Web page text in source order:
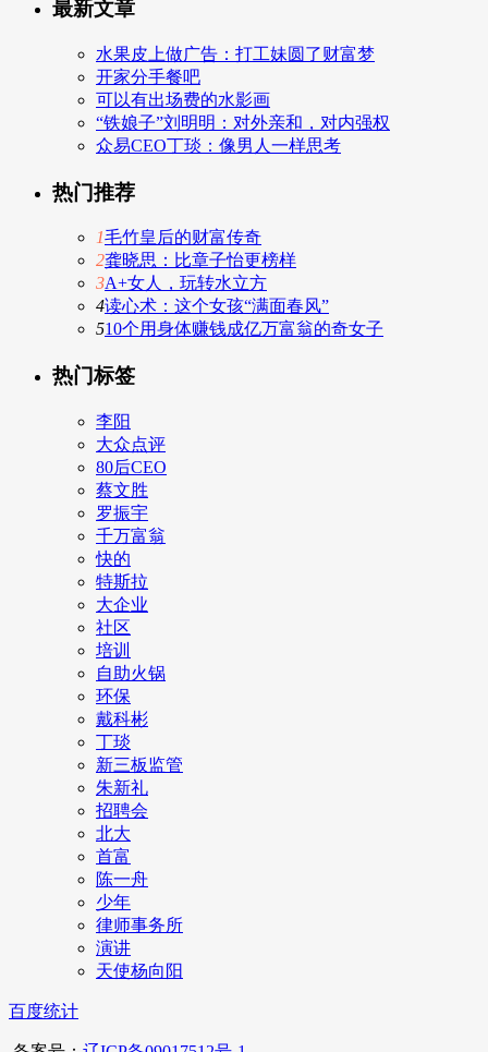
最新文章
水果皮上做广告：打工妹圆了财富梦
开家分手餐吧
可以有出场费的水影画
“铁娘子”刘明明：对外亲和，对内强权
众易CEO丁琰：像男人一样思考
热门推荐
1毛竹皇后的财富传奇
2龚晓思：比章子怡更榜样
3A+女人，玩转水立方
4读心术：这个女孩“满面春风”
510个用身体赚钱成亿万富翁的奇女子
热门标签
李阳
大众点评
80后CEO
蔡文胜
罗振宇
千万富翁
快的
特斯拉
大企业
社区
培训
自助火锅
环保
戴科彬
丁琰
新三板监管
朱新礼
招聘会
北大
首富
陈一舟
少年
律师事务所
演讲
天使杨向阳
百度统计